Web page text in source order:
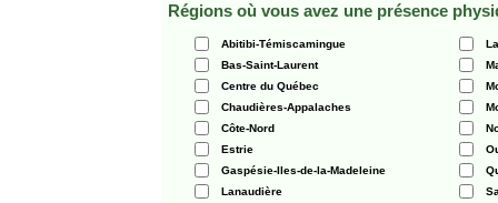
Régions où vous avez une présence
Abitibi-Témiscamingue
Bas-Saint-Laurent
Centre du Québec
Chaudières-Appalaches
Côte-Nord
Estrie
Gaspésie-Iles-de-la-Madeleine
Lanaudière